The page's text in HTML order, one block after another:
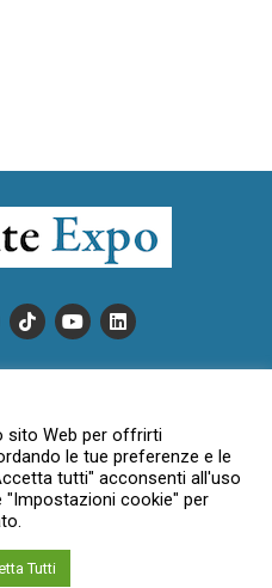
SULLA PRIVACY
DATI SOCIETARI
NOVAJO
CONTATTTI
Non commerciale - Non opere
sito Web per offrirti
le tue preferenze e le
tutti" acconsenti all'uso
"Impostazioni cookie" per
Tutti